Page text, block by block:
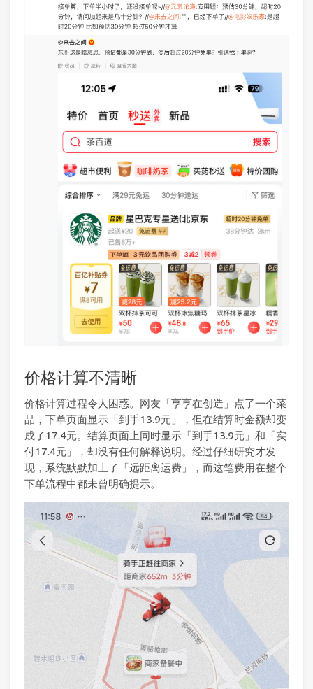
价格计算不清晰
价格计算过程令人困惑。网友「亨亨在创造」点了一个菜
品，下单页面显示「到手13.9元」，但在结算时金额却变
成了17.4元。结算页面上同时显示「到手13.9元」和「实
付17.4元」，却没有任何解释说明。经过仔细研究才发
现，系统默默加上了「远距离运费」，而这笔费用在整个
下单流程中都未曾明确提示。